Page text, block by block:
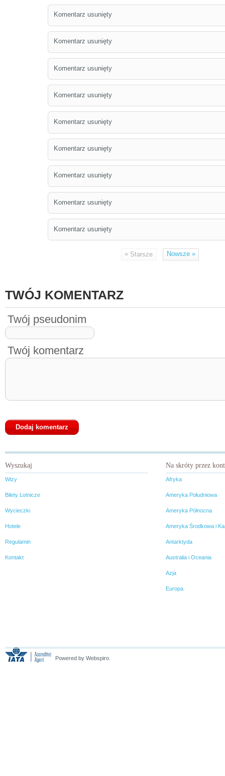
Komentarz usunięty
Komentarz usunięty
Komentarz usunięty
Komentarz usunięty
Komentarz usunięty
Komentarz usunięty
Komentarz usunięty
Komentarz usunięty
Komentarz usunięty
« Starsze Nowsze»
TWÓJ KOMENTARZ
Twój pseudonim
Twój komentarz
Wyszukaj
Wizy
Bilety Lotnicze
Wycieczki
Hotele
Regulamin
Kontakt
Na skróty przez
Afryka
Ameryka Południowa
Ameryka Północna
Ameryka Środkowa i
Antarktyda
Australia i Oceania
Azja
Europa
Powered by Webspiro.